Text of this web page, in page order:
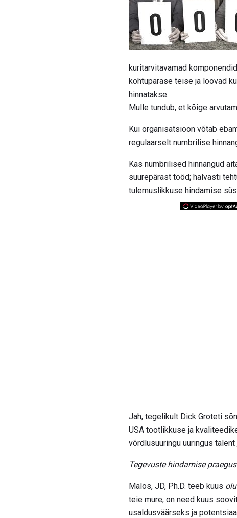
kuritarvitavamad
kohtupärase teise ja loovad
hinnatakse.
Mulle tundub, et kõige
Kui organisatsioon võtab
regulaarselt numbrilise
Kas numbrilised hinnangud
suurepärast tööd; halvasti
tulemuslikkuse hindamise
Jah, tegelikult Dick Groteti
USA tootlikkuse ja
võrdlusuuringu uuringus
Tegevuste hindamise
Malos, JD, Ph.D. teeb kuus
teie mure, on need kuus
usaldusväärseks ja